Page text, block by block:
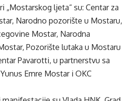
„Mostarskog ljeta“ su: Centar za
Narodno pozorište u Mostaru,
Mostar, Narodna
Pozorište lutaka u Mostaru
Pavarotti, u partnerstvu sa
Emre Mostar i OKC